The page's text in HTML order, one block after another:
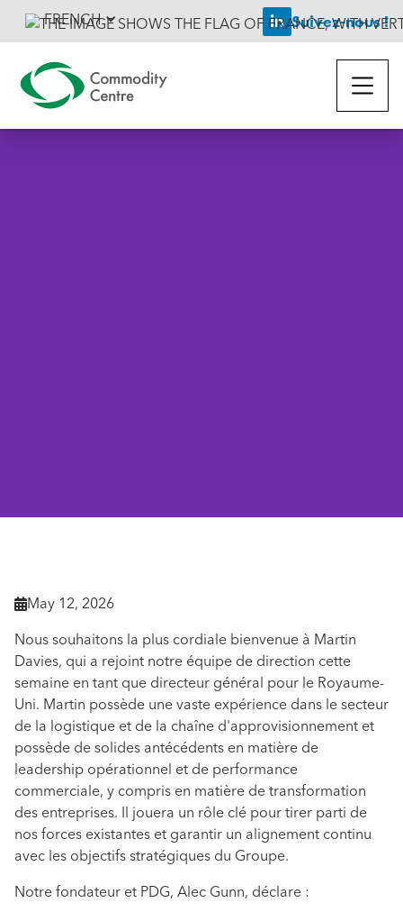
FRENCH  Suivez-nous !
May 12, 2026
Nous souhaitons la plus cordiale bienvenue à Martin
Davies, qui a rejoint notre équipe de direction cette
semaine en tant que directeur général pour le Royaume-
Uni. Martin possède une vaste expérience dans le secteur
de la logistique et de la chaîne d'approvisionnement et
possède de solides antécédents en matière de
leadership opérationnel et de performance
commerciale, y compris en matière de transformation
des entreprises. Il jouera un rôle clé pour tirer parti de
nos forces existantes et garantir un alignement continu
avec les objectifs stratégiques du Groupe.
Notre fondateur et PDG, Alec Gunn, déclare :